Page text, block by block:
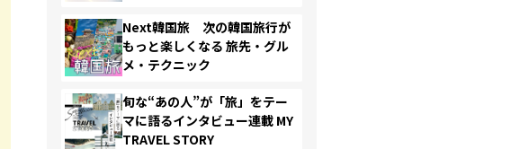
Next韓国旅 次の韓国旅行が
もっと楽しくなる 旅先・グル
メ・テクニック
旬な“あの人”が「旅」をテー
マに語るインタビュー連載 MY
TRAVEL STORY